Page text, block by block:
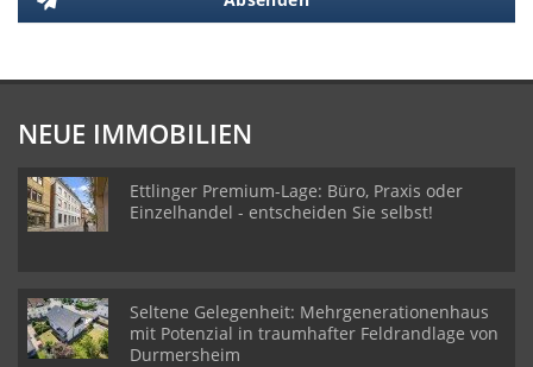
NEUE IMMOBILIEN
Ettlinger Premium-Lage: Büro, Praxis oder
Einzelhandel - entscheiden Sie selbst!
Seltene Gelegenheit: Mehrgenerationenhaus
mit Potenzial in traumhafter Feldrandlage von
Durmersheim